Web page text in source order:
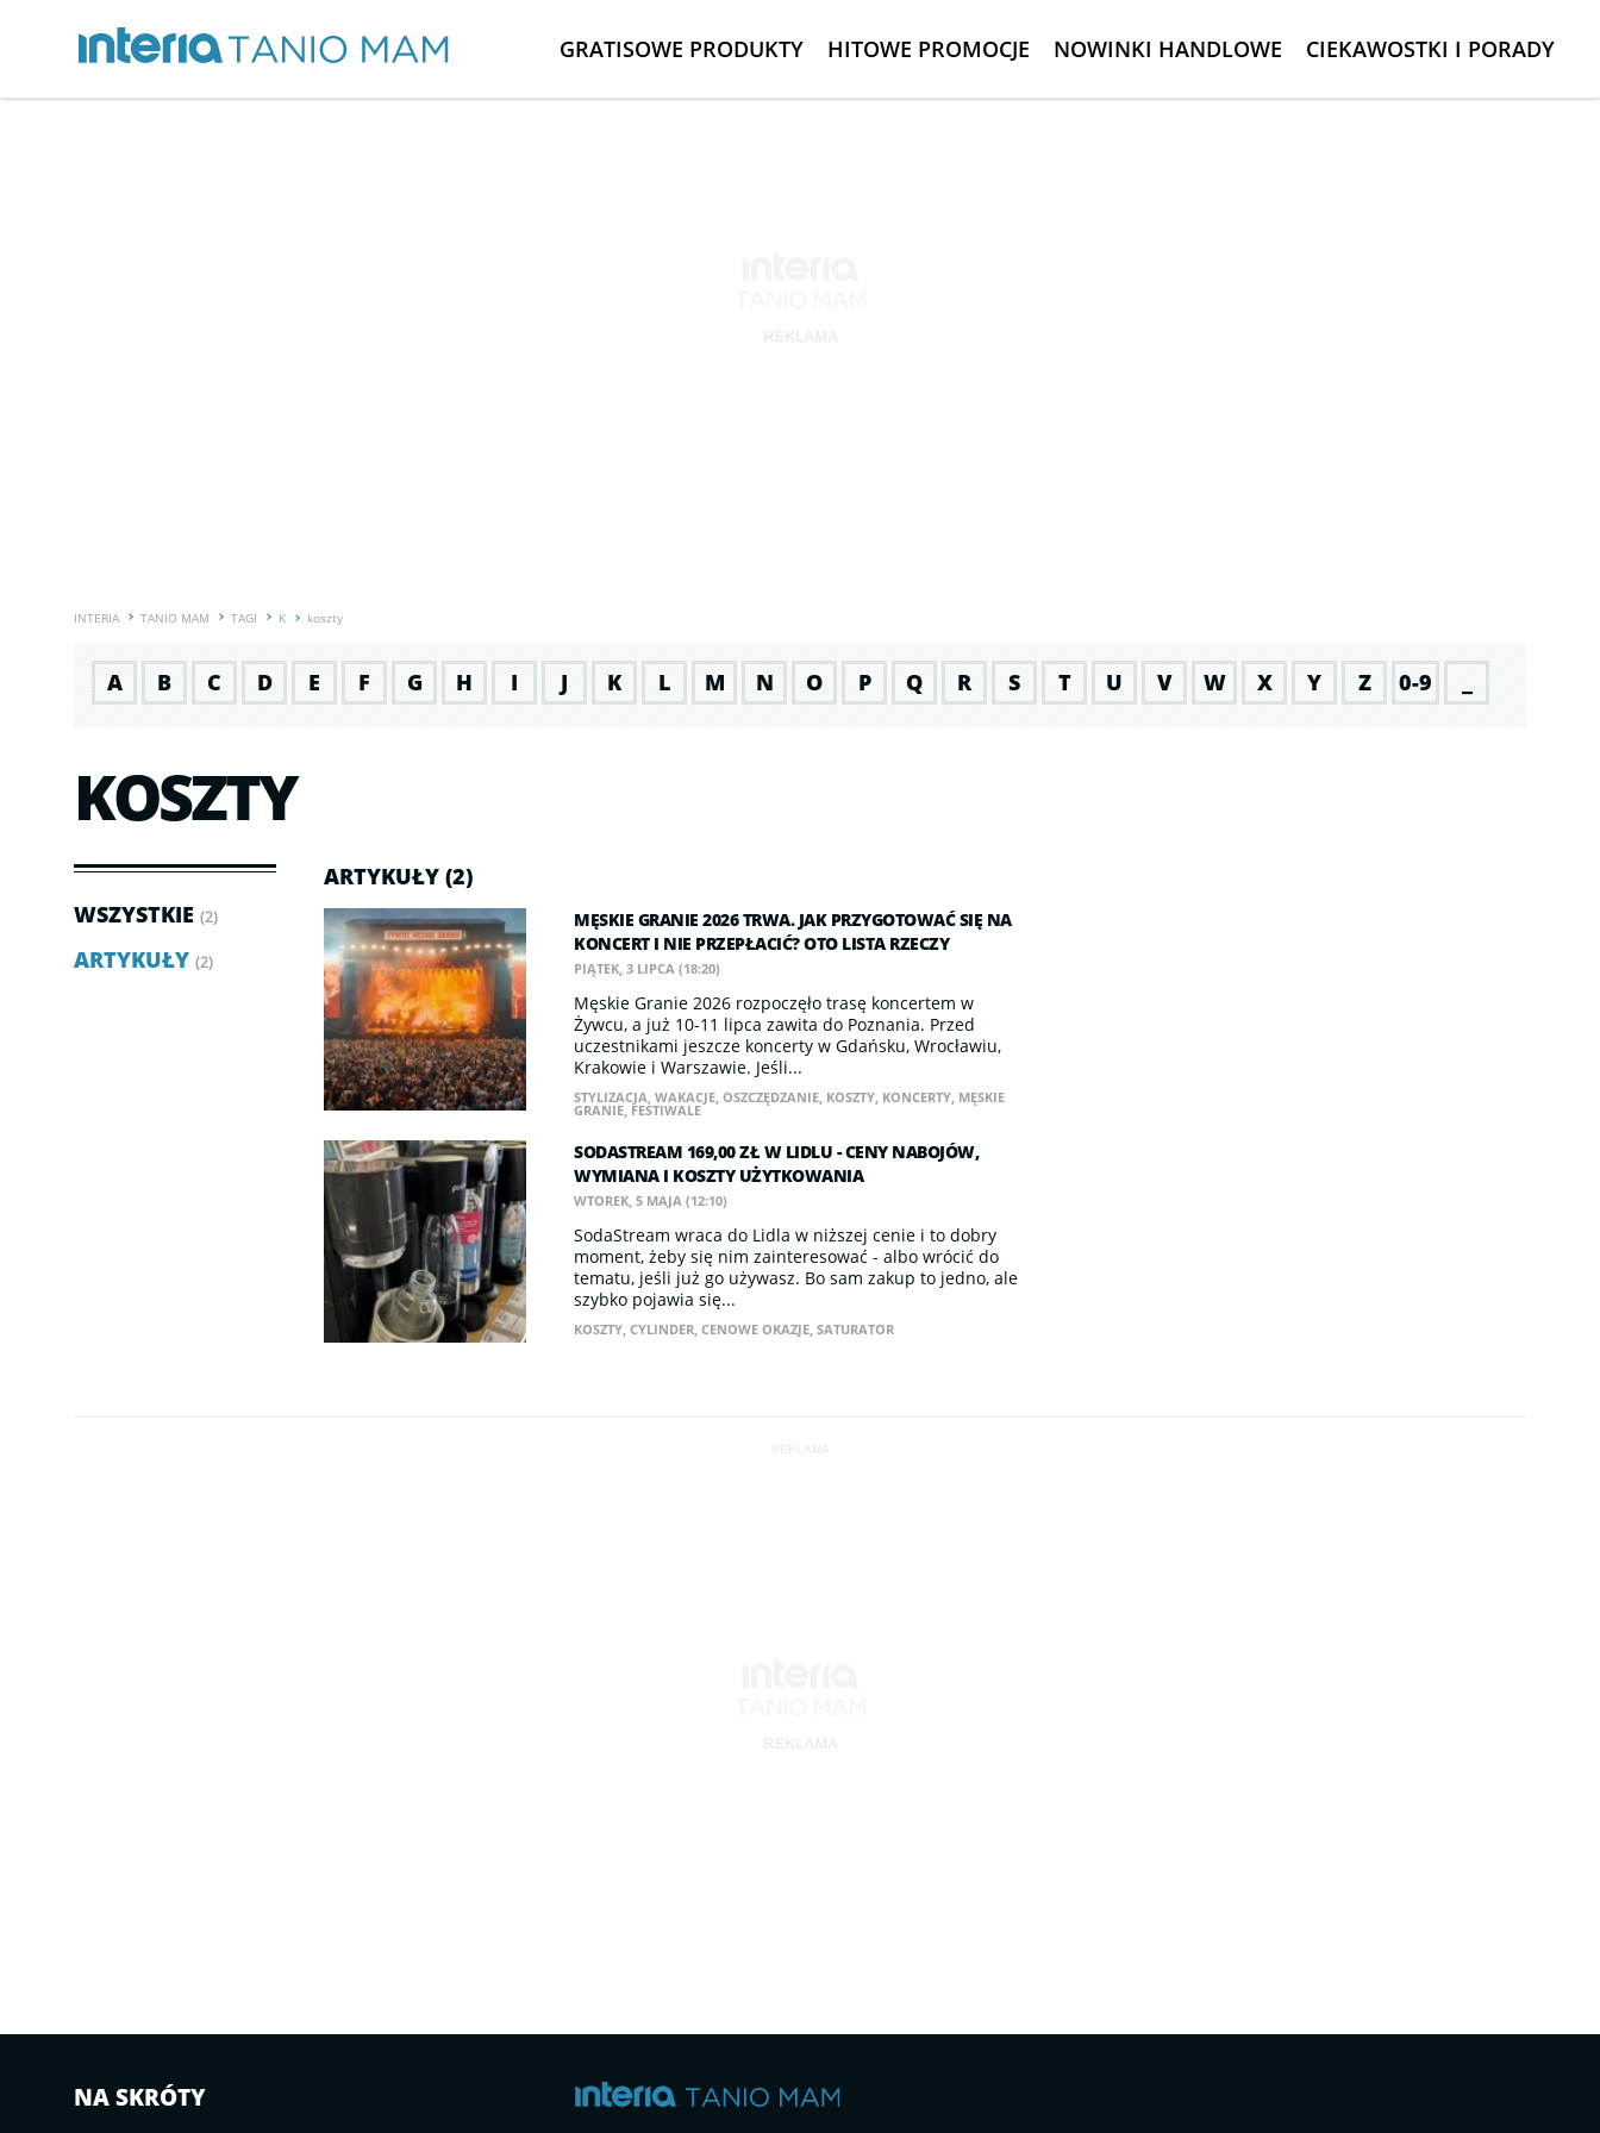
GRATISOWE PRODUKTY HITOWE PROMOCJE NOWINKI HANDLOWE CIEKAWOSTKI I PORADY
INTERIA TANIO MAM TAGI K koszty
A B C D E F G H I J K L M N O P Q R S T U V W X Y Z 0-9
KOSZTY
WSZYSTKIE (2)
ARTYKUŁY (2)
ARTYKUŁY (2)
MĘSKIE GRANIE 2026 TRWA. JAK PRZYGOTOWAĆ SIĘ NA
KONCERT I NIE PRZEPŁACIĆ? OTO LISTA RZECZY
PIĄTEK, 3 LIPCA (18:20)
Męskie Granie 2026 rozpoczęło trasę koncertem w
Żywcu, a już 10-11 lipca zawita do Poznania. Przed
uczestnikami jeszcze koncerty w Gdańsku, Wrocławiu,
Krakowie i Warszawie. Jeśli...
STYLIZACJA, WAKACJE, OSZCZĘDZANIE, KOSZTY, KONCERTY, MĘSKIE
GRANIE, FESTIWALE
SODASTREAM 169,00 ZŁ W LIDLU - CENY NABOJÓW,
WYMIANA I KOSZTY UŻYTKOWANIA
WTOREK, 5 MAJA (12:10)
SodaStream wraca do Lidla w niższej cenie i to dobry
moment, żeby się nim zainteresować - albo wrócić do
tematu, jeśli już go używasz. Bo sam zakup to jedno, ale
szybko pojawia się...
KOSZTY, CYLINDER, CENOWE OKAZJE, SATURATOR
REKLAMA
NA SKRÓTY